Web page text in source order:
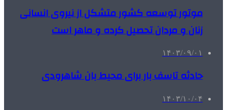
موتور توسعه کشور متشکل از نیروی انسانی
زنان و مردان تحصیل کرده و ماهر است
۱۴۰۳/۰۹/۰۱
حادثه تاسف بار برای محیط بان شاهرودی
۱۴۰۳/۱۰/۰۴